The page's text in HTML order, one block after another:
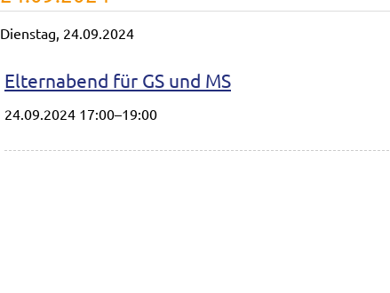
Dienstag, 24.09.2024
Elternabend für GS und MS
24.09.2024 17:00–19:00